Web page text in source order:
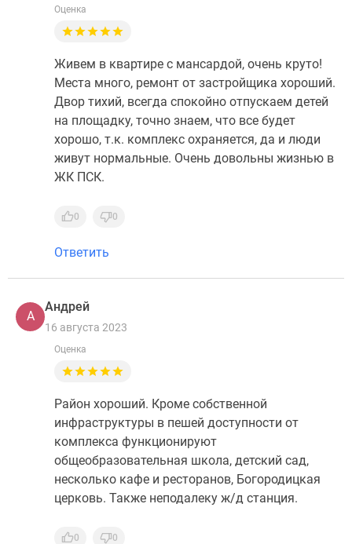
Оценка
Живем в квартире с мансардой, очень круто!
Места много, ремонт от застройщика хороший.
Двор тихий, всегда спокойно отпускаем детей
на площадку, точно знаем, что все будет
хорошо, т.к. комплекс охраняется, да и люди
живут нормальные. Очень довольны жизнью в
ЖК ПСК.
0 0
Ответить
А
Андрей
16 августа 2023
Оценка
Район хороший. Кроме собственной
инфраструктуры в пешей доступности от
комплекса функционируют
общеобразовательная школа, детский сад,
несколько кафе и ресторанов, Богородицкая
церковь. Также неподалеку ж/д станция.
0 0